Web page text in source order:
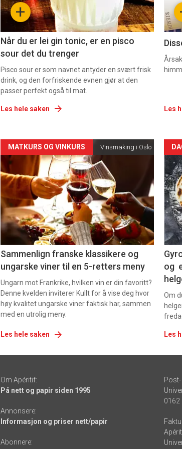
+
Når du er lei gin tonic, er en pisco
sour det du trenger
Pisco sour er som navnet antyder en svært frisk
drink, og den forfriskende evnen gjør at den
passer perfekt også til mat.
Les hele saken
3
Les
Forsiden
akkurat
nå
-
5
MATKURS OG VINKURS Vinsmaking i Oslo
Sammenlign franske klassikere og
ungarske viner til en 5-retters meny
Ungarn mot Frankrike, hvilken vin er din favoritt?
Denne kvelden inviterer Kullt for å vise deg hvor
høy kvalitet ungarske viner faktisk har, sammen
med en utrolig meny.
Les hele saken
nå
-
6
og
Om
Les
Om Apéritif:
På nett og papir siden 1995
Annonsere:
Informasjon og priser nett/papir
Abonnere:
0162